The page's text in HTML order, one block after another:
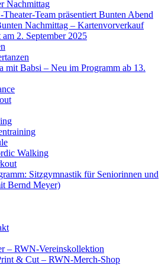
Nachmittag
Team präsentiert Bunten Abend
Nachmittag – Kartenvorverkauf
am 2. September 2025
mit Babsi – Neu im Programm ab 13.
Walking
Sitzgymnastik für Seniorinnen und
Bernd Meyer)
– RWN-Vereinskollektion
& Cut – RWN-Merch-Shop